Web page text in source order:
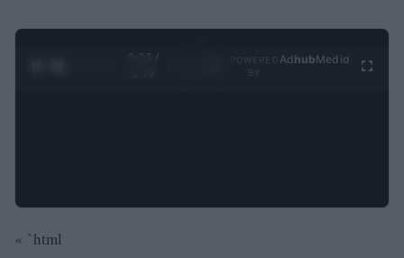
0:24 /
Ad hubMedia
« `html